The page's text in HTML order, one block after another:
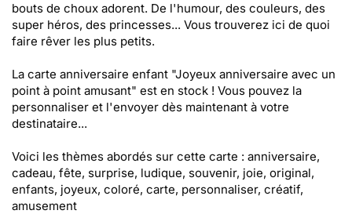
bouts de choux adorent. De l'humour, des couleurs, des
super héros, des princesses... Vous trouverez ici de quoi
faire rêver les plus petits.
La carte anniversaire enfant "Joyeux anniversaire avec un
point à point amusant" est en stock ! Vous pouvez la
personnaliser et l'envoyer dès maintenant à votre
destinataire...
Voici les thèmes abordés sur cette carte : anniversaire,
cadeau, fête, surprise, ludique, souvenir, joie, original,
enfants, joyeux, coloré, carte, personnaliser, créatif,
amusement